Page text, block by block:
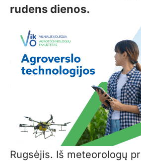
rudens dienos.
Rugsėjis. Iš meteorologų